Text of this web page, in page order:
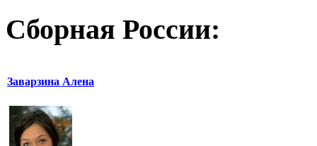
Сборная России:
Заварзина Алена